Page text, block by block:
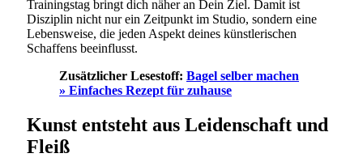
Trainingstag bringt dich näher an Dein Ziel. Damit ist
Disziplin nicht nur ein Zeitpunkt im Studio, sondern eine
Lebensweise, die jeden Aspekt deines künstlerischen
Schaffens beeinflusst.
Zusätzlicher Lesestoff: Bagel selber machen
» Einfaches Rezept für zuhause
Kunst entsteht aus Leidenschaft und
Fleiß